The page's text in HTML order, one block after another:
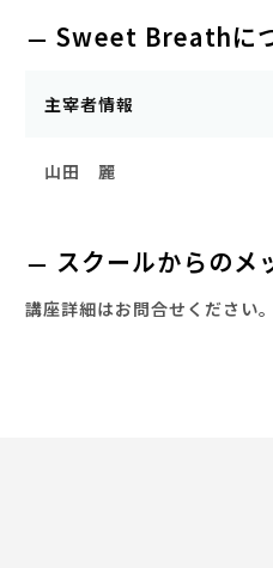
Sweet Breathに
主宰者情報
山田 麗
スクールからのメ
講座詳細はお問合せください。